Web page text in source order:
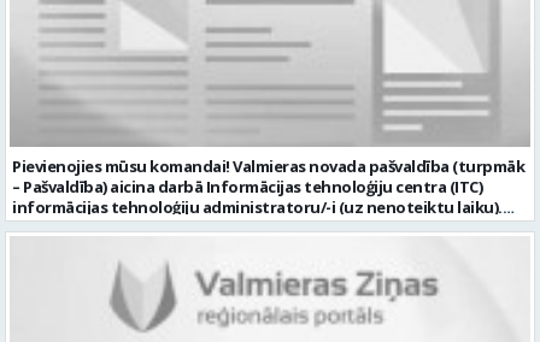
Pievienojies mūsu komandai! Valmieras novada pašvaldība (turpmāk
– Pašvaldība) aicina darbā Informācijas tehnoloģiju centra (ITC)
informācijas tehnoloģiju administratoru/-i (uz nenoteiktu laiku).
Darba vieta: Rūjienas un Naukšēnu apvienību teritorijās Ja Tev ir
(turpmāk – IKT) saistīto problēmu pieteikumu pārvaldību un
operatīvu risināšanu; nodrošināt datortehnikas lietotāju atbalstu
un ar to saistīto problēmsituāciju risināšanu; uzstādīt, konfigurēt,
diagnosticēt un modernizēt Pašvaldības iestāžu datortehniku,